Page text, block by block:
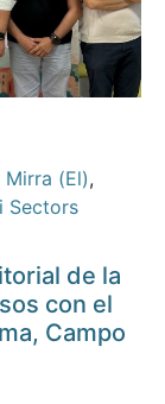
(El),
Sectors
de la
con el
Campo